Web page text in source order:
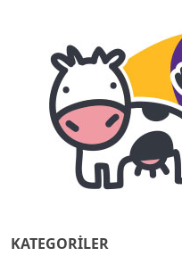
KATEGORİLER